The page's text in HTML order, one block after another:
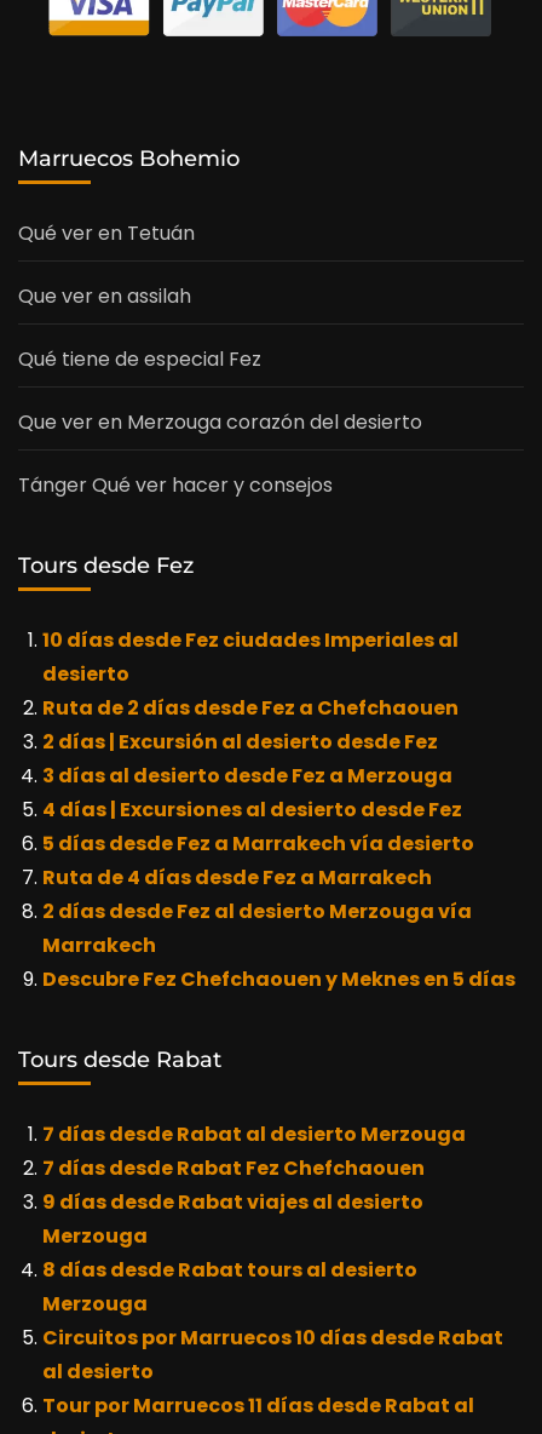
Marruecos Bohemio
Qué ver en Tetuán
Que ver en assilah
Qué tiene de especial Fez
Que ver en Merzouga corazón del desierto
Tánger Qué ver hacer y consejos
Tours desde Fez
10 días desde Fez ciudades Imperiales al
desierto
Ruta de 2 días desde Fez a Chefchaouen
2 días | Excursión al desierto desde Fez
3 días al desierto desde Fez a Merzouga
4 días | Excursiones al desierto desde Fez
5 días desde Fez a Marrakech vía desierto
Ruta de 4 días desde Fez a Marrakech
2 días desde Fez al desierto Merzouga vía
Marrakech
Descubre Fez Chefchaouen y Meknes en 5 días
Tours desde Rabat
7 días desde Rabat al desierto Merzouga
7 días desde Rabat Fez Chefchaouen
9 días desde Rabat viajes al desierto
Merzouga
8 días desde Rabat tours al desierto
Merzouga
Circuitos por Marruecos 10 días desde Rabat
al desierto
Tour por Marruecos 11 días desde Rabat al